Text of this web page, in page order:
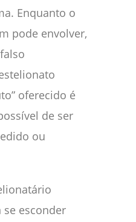
Enquanto o
pode envolver,
oferecido é
de ser
ou
esconder